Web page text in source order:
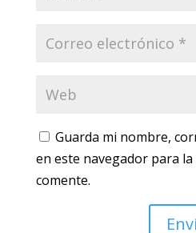
Guarda mi nombre,
en este navegador para
comente.